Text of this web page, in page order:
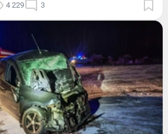
4 229 3